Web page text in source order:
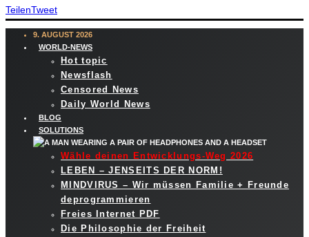
TeilenTweet
9. AUGUST 2026
WORLD-NEWS
Hot topic
Newsflash
Censored News
Daily World News
BLOG
SOLUTIONS
Wähle deinen Entwicklungs-Weg 2026
LEBEN – JENSEITS DER NORM!
MINDVIRUS – Wir müssen Familie + Freunde
deprogrammieren
Freies Internet PDF
Die Philosophie der Freiheit